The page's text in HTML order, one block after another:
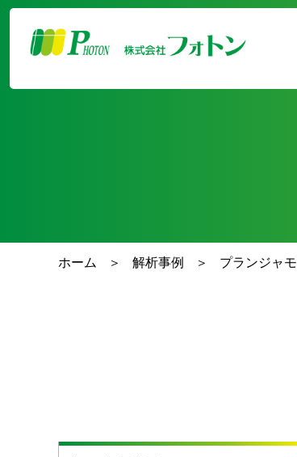
ホーム 解析事例 プランジャ